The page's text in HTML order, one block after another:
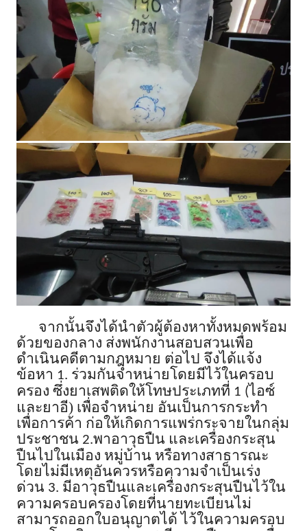
จากนั้นจึงได้นำตัวผู้ต้องหาทั้งหมดพร้อม
ด้วยของกลาง ส่งพนักงานสอบสวนเพื่อ
ดำเนินคดีตามกฎหมาย ต่อไป จึงได้แจ้ง
ข้อหา 1. ร่วมกันจำหน่ายโดยมีไว้ในครอบ
ครอง ซึ่งยาเสพติดให้โทษประเภทที่ 1 (ไอซ์
และยาอี) เพื่อจำหน่าย อันเป็นการกระทำ
เพื่อการค้า ก่อให้เกิดการแพร่กระจายในกลุ่ม
ประชาชน 2.พาอาวุธปืน และเครื่องกระสุน
ปืนไปในเมือง หมู่บ้าน หรือทางสาธารณะ
โดยไม่มีเหตุอันควรหรือความจำเป็นเร่ง
ด่วน 3. มีอาวุธปืนและเครื่องกระสุนปืนไว้ใน
ความครอบครองโดยที่นายทะเบียนไม่
สามารถออกใบอนุญาตได้ ไว้ในความครอบ